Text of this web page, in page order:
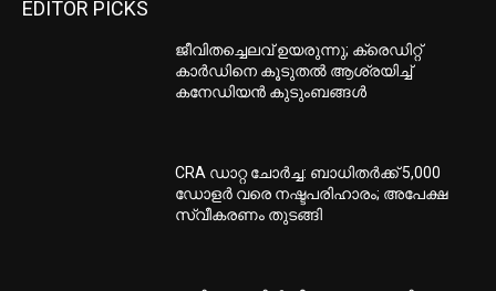
EDITOR PICKS
ജീവിതച്ചെലവ് ഉയരുന്നു; ക്രെഡിറ്റ്
കാർഡിനെ കൂടുതൽ ആശ്രയിച്ച്
കനേഡിയൻ കുടുംബങ്ങൾ
CRA ഡാറ്റ ചോർച്ച: ബാധിതർക്ക് 5,000
ഡോളർ വരെ നഷ്ടപരിഹാരം; അപേക്ഷ
സ്വീകരണം തുടങ്ങി